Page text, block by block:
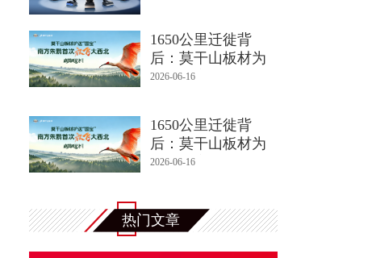
1650公里迁徙背
后：莫干山板材为
朱鹮适应西北生存
2026-06-16
1650公里迁徙背
后：莫干山板材为
朱鹮适应西北生存
2026-06-16
热门文章